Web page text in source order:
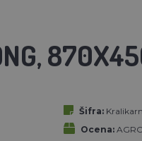
Šifra:
Ocena: